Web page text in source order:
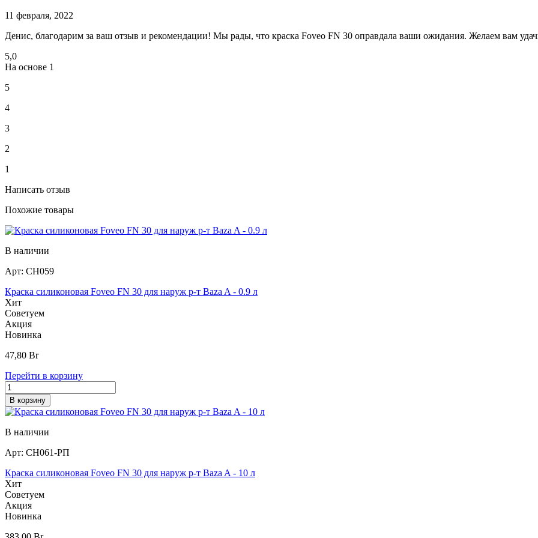
11 февраля, 2022
Денис, благодарим за ваш отзыв и рекомендации! Мы рады, что краска Foveo FN 30 оправдала ваши ожидания. Желаем вам
5,0
На основе 1
5
4
3
2
1
Написать отзыв
Похожие товары
В наличии
Арт: СН059
Краска силиконовая Foveo FN 30 для наруж р-т Baza A - 0.9 л
Хит
Советуем
Акция
Новинка
47,80 Br
Перейти в корзину
В корзину
В наличии
Арт: СН061-РП
Краска силиконовая Foveo FN 30 для наруж р-т Baza A - 10 л
Хит
Советуем
Акция
Новинка